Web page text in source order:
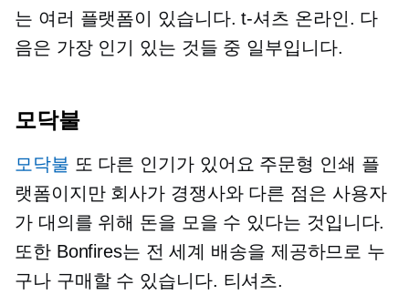
는 여러 플랫폼이 있습니다.t-셔츠 온라인. 다
음은 가장 인기 있는 것들 중 일부입니다.
모닥불
모닥불 또 다른 인기가 있어요 주문형 인쇄 플
랫폼이지만 회사가 경쟁사와 다른 점은 사용자
가 대의를 위해 돈을 모을 수 있다는 것입니다.
또한 Bonfires는 전 세계 배송을 제공하므로 누
구나 구매할 수 있습니다. 티셔츠.